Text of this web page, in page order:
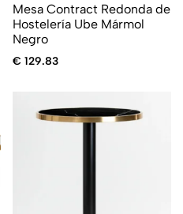
Mesa Contract Redonda de
Hostelería Ube Mármol
Negro
€ 129.83